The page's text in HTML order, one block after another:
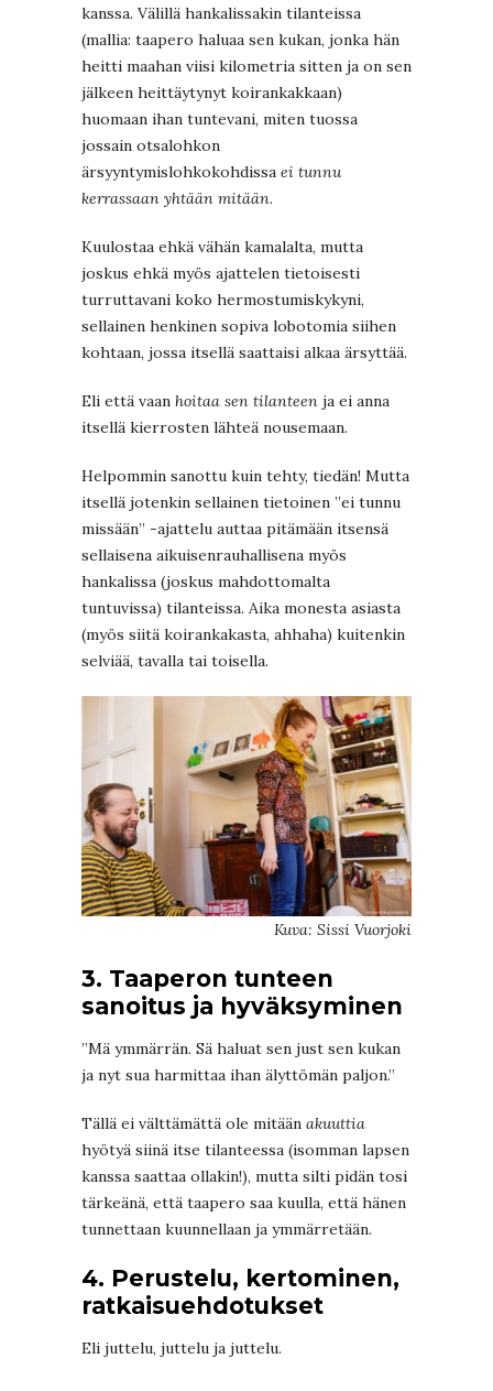
kanssa. Välillä hankalissakin tilanteissa
(mallia: taapero haluaa sen kukan, jonka hän
heitti maahan viisi kilometria sitten ja on sen
jälkeen heittäytynyt koirankakkaan)
huomaan ihan tuntevani, miten tuossa
jossain otsalohkon
ärsyyntymislohkokohdissa ei tunnu
kerrassaan yhtään mitään.
Kuulostaa ehkä vähän kamalalta, mutta
joskus ehkä myös ajattelen tietoisesti
turruttavani koko hermostumiskykyni,
sellainen henkinen sopiva lobotomia siihen
kohtaan, jossa itsellä saattaisi alkaa ärsyttää.
Eli että vaan hoitaa sen tilanteen ja ei anna
itsellä kierrosten lähteä nousemaan.
Helpommin sanottu kuin tehty, tiedän! Mutta
itsellä jotenkin sellainen tietoinen ”ei tunnu
missään” -ajattelu auttaa pitämään itsensä
sellaisena aikuisenrauhallisena myös
hankalissa (joskus mahdottomalta
tuntuvissa) tilanteissa. Aika monesta asiasta
(myös siitä koirankakasta, ahhaha) kuitenkin
selviää, tavalla tai toisella.
Kuva: Sissi Vuorjoki
3. Taaperon tunteen
sanoitus ja hyväksyminen
”Mä ymmärrän. Sä haluat sen just sen kukan
ja nyt sua harmittaa ihan älyttömän paljon.”
Tällä ei välttämättä ole mitään akuuttia
hyötyä siinä itse tilanteessa (isomman lapsen
kanssa saattaa ollakin!), mutta silti pidän tosi
tärkeänä, että taapero saa kuulla, että hänen
tunnettaan kuunnellaan ja ymmärretään.
4. Perustelu, kertominen,
ratkaisuehdotukset
Eli juttelu, juttelu ja juttelu.